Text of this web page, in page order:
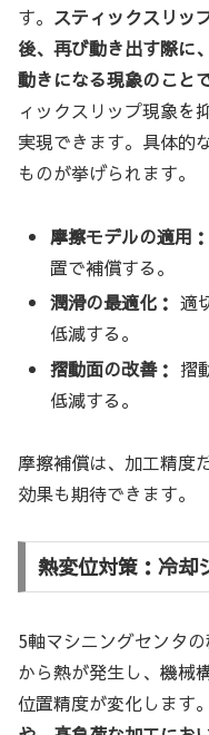
す。 スティックスリッ
後、再び動き出す際に
動きになる現象のこと
ィックスリップ現象を
実現できます。具体的
ものが挙げられます。
摩擦モデルの適用：
置で補償する。
潤滑の最適化： 適
低減する。
摺動面の改善： 摺
低減する。
摩擦補償は、加工精度
効果も期待できます。
熱変位対策：冷却
5軸マシニングセンタ
から熱が発生し、機械
位置精度が変化します。